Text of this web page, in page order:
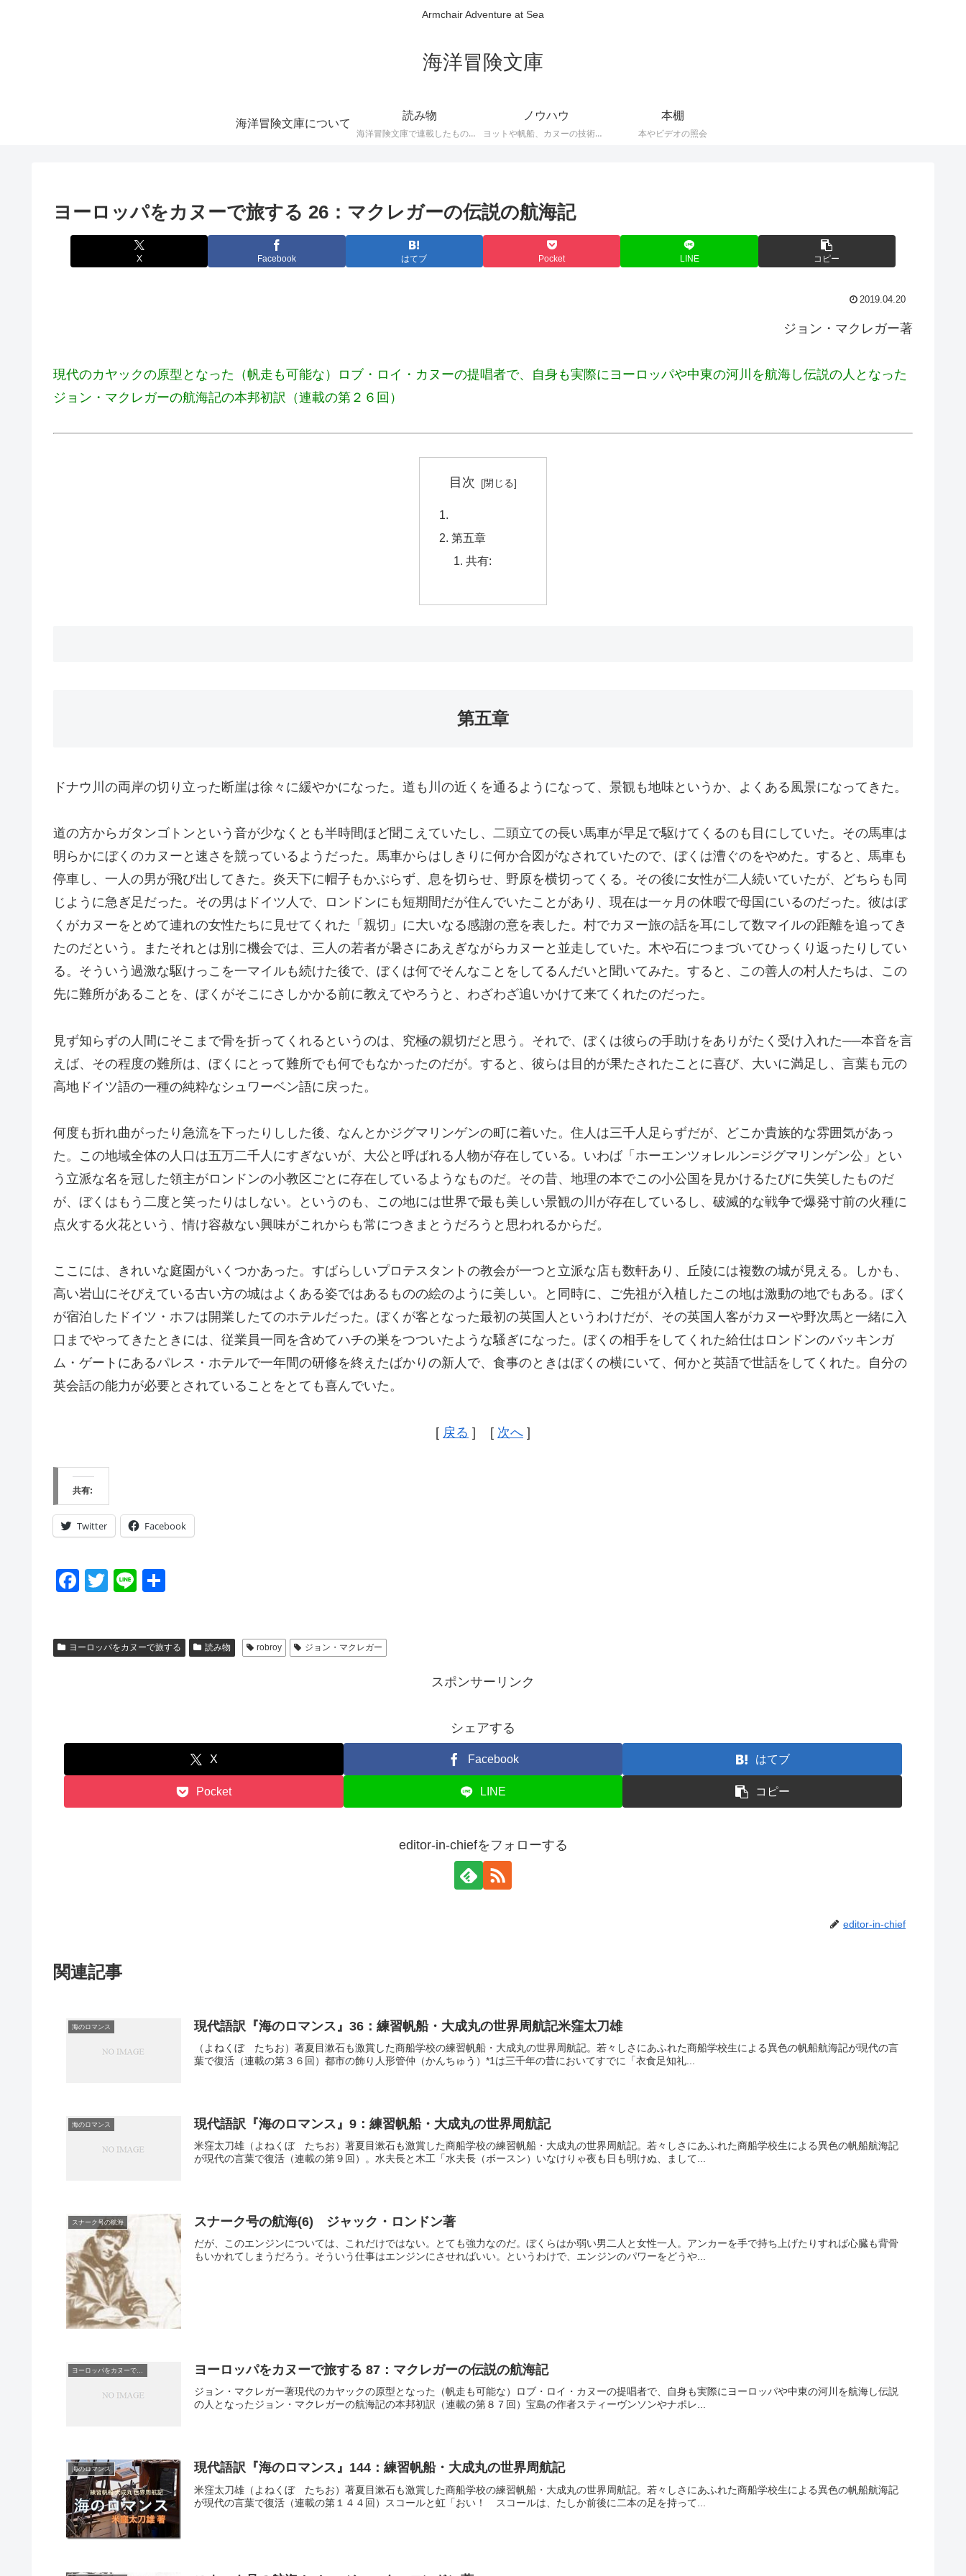
Armchair Adventure at Sea
海洋冒険文庫
海洋冒険文庫について
読み物
海洋冒険文庫で連載したものです
ノウハウ
ヨットや帆船、カヌーの技術的な説明
本棚
本やビデオの照会
ヨーロッパをカヌーで旅する 26：マクレガーの伝説の航海記
X Facebook はてブ Pocket LINE コピー
2019.04.20
ジョン・マクレガー著
現代のカヤックの原型となった（帆走も可能な）ロブ・ロイ・カヌーの提唱者で、自身も実際にヨーロッパや中東の河川を航海し伝説の人となった
ジョン・マクレガーの航海記の本邦初訳（連載の第２６回）
目次
第五章
共有:
第五章
ドナウ川の両岸の切り立った断崖は徐々に緩やかになった。道も川の近くを通るようになって、景観も地味というか、よくある風景になってきた。
道の方からガタンゴトンという音が少なくとも半時間ほど聞こえていたし、二頭立ての長い馬車が早足で駆けてくるのも目にしていた。その馬車は
明らかにぼくのカヌーと速さを競っているようだった。馬車からはしきりに何か合図がなされていたので、ぼくは漕ぐのをやめた。すると、馬車も
停車し、一人の男が飛び出してきた。炎天下に帽子もかぶらず、息を切らせ、野原を横切ってくる。その後に女性が二人続いていたが、どちらも同
じように急ぎ足だった。その男はドイツ人で、ロンドンにも短期間だが住んでいたことがあり、現在は一ヶ月の休暇で母国にいるのだった。彼はぼ
くがカヌーをとめて連れの女性たちに見せてくれた「親切」に大いなる感謝の意を表した。村でカヌー旅の話を耳にして数マイルの距離を追ってき
たのだという。またそれとは別に機会では、三人の若者が暑さにあえぎながらカヌーと並走していた。木や石につまづいてひっくり返ったりしてい
る。そういう過激な駆けっこを一マイルも続けた後で、ぼくは何でそんなことをしてるんだいと聞いてみた。すると、この善人の村人たちは、この
先に難所があることを、ぼくがそこにさしかかる前に教えてやろうと、わざわざ追いかけて来てくれたのだった。
見ず知らずの人間にそこまで骨を折ってくれるというのは、究極の親切だと思う。それで、ぼくは彼らの手助けをありがたく受け入れた──本音を言
えば、その程度の難所は、ぼくにとって難所でも何でもなかったのだが。すると、彼らは目的が果たされたことに喜び、大いに満足し、言葉も元の
高地ドイツ語の一種の純粋なシュワーベン語に戻った。
何度も折れ曲がったり急流を下ったりしした後、なんとかジグマリンゲンの町に着いた。住人は三千人足らずだが、どこか貴族的な雰囲気があっ
た。この地域全体の人口は五万二千人にすぎないが、大公と呼ばれる人物が存在している。いわば「ホーエンツォレルン=ジグマリンゲン公」とい
う立派な名を冠した領主がロンドンの小教区ごとに存在しているようなものだ。その昔、地理の本でこの小公国を見かけるたびに失笑したものだ
が、ぼくはもう二度と笑ったりはしない。というのも、この地には世界で最も美しい景観の川が存在しているし、破滅的な戦争で爆発寸前の火種に
点火する火花という、情け容赦ない興味がこれからも常につきまとうだろうと思われるからだ。
ここには、きれいな庭園がいくつかあった。すばらしいプロテスタントの教会が一つと立派な店も数軒あり、丘陵には複数の城が見える。しかも、
高い岩山にそびえている古い方の城はよくある姿ではあるものの絵のように美しい。と同時に、ご先祖が入植したこの地は激動の地でもある。ぼく
が宿泊したドイツ・ホフは開業したてのホテルだった。ぼくが客となった最初の英国人というわけだが、その英国人客がカヌーや野次馬と一緒に入
口までやってきたときには、従業員一同を含めてハチの巣をつついたような騒ぎになった。ぼくの相手をしてくれた給仕はロンドンのバッキンガ
ム・ゲートにあるパレス・ホテルで一年間の研修を終えたばかりの新人で、食事のときはぼくの横にいて、何かと英語で世話をしてくれた。自分の
英会話の能力が必要とされていることをとても喜んでいた。
[ 戻る ] [ 次へ ]
共有:
Twitter Facebook
F
e
k
T
er
Li
ヨーロッパをカヌーで旅する 読み物 robroy ジョン・マクレガー
スポンサーリンク
シェアする
X Facebook はてブ
Pocket LINE コピー
editor-in-chiefをフォローする
editor-in-chief
関連記事
海のロマンス 現代語訳『海のロマンス』36：練習帆船・大成丸の世界周航記米窪太刀雄
（よねくぼ たちお）著夏目漱石も激賞した商船学校の練習帆船・大成丸の世界周航記。若々しさにあふれた商船学校生による異色の帆船航海記が現代の言
葉で復活（連載の第３６回）都市の飾り人形管仲（かんちゅう）*1は三千年の昔においてすでに「衣食足知礼...
海のロマンス 現代語訳『海のロマンス』9：練習帆船・大成丸の世界周航記
米窪太刀雄（よねくぼ たちお）著夏目漱石も激賞した商船学校の練習帆船・大成丸の世界周航記。若々しさにあふれた商船学校生による異色の帆船航海記
が現代の言葉で復活（連載の第９回）。水夫長と木工「水夫長（ボースン）いなけりゃ夜も日も明けぬ、まして...
スナーク号の航海 スナーク号の航海(6) ジャック・ロンドン著
だが、このエンジンについては、これだけではない。とても強力なのだ。ぼくらはか弱い男二人と女性一人。アンカーを手で持ち上げたりすれば心臓も背骨
もいかれてしまうだろう。そういう仕事はエンジンにさせればいい。というわけで、エンジンのパワーをどうや...
ヨーロッパをカヌーで旅する ヨーロッパをカヌーで旅する 87：マクレガーの伝説の航海記
ジョン・マクレガー著現代のカヤックの原型となった（帆走も可能な）ロブ・ロイ・カヌーの提唱者で、自身も実際にヨーロッパや中東の河川を航海し伝説
の人となったジョン・マクレガーの航海記の本邦初訳（連載の第８７回）宝島の作者スティーヴンソンやナポレ...
海のロマンス 現代語訳『海のロマンス』144：練習帆船・大成丸の世界周航記
米窪太刀雄（よねくぼ たちお）著夏目漱石も激賞した商船学校の練習帆船・大成丸の世界周航記。若々しさにあふれた商船学校生による異色の帆船航海記
が現代の言葉で復活（連載の第１４４回）スコールと虹「おい！ スコールは、たしか前後に二本の足を持って...